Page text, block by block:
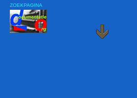
ZOEKPAGINA